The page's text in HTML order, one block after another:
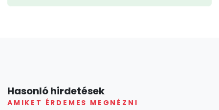
Hasonló hirdetések
AMIKET ÉRDEMES MEGNÉZNI